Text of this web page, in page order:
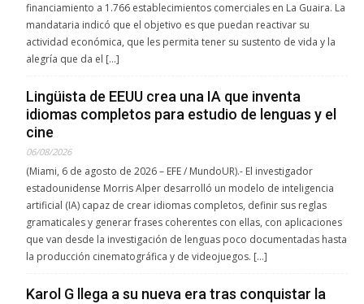
financiamiento a 1.766 establecimientos comerciales en La Guaira. La
mandataria indicó que el objetivo es que puedan reactivar su
actividad económica, que les permita tener su sustento de vida y la
alegría que da el […]
Lingüista de EEUU crea una IA que inventa
idiomas completos para estudio de lenguas y el
cine
06/08/2026
(Miami, 6 de agosto de 2026 – EFE / MundoUR).- El investigador
estadounidense Morris Alper desarrolló un modelo de inteligencia
artificial (IA) capaz de crear idiomas completos, definir sus reglas
gramaticales y generar frases coherentes con ellas, con aplicaciones
que van desde la investigación de lenguas poco documentadas hasta
la producción cinematográfica y de videojuegos. […]
Karol G llega a su nueva era tras conquistar la